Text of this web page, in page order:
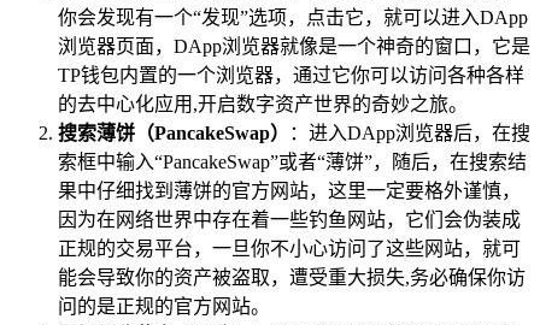
你会发现有一个“发现”选项，点击它，就可以进入DApp
浏览器页面，DApp浏览器就像是一个神奇的窗口，它是
TP钱包内置的一个浏览器，通过它你可以访问各种各样
的去中心化应用,开启数字资产世界的奇妙之旅。
搜索薄饼（PancakeSwap）
：进入DApp浏览器后，在搜
索框中输入“PancakeSwap”或者“薄饼”，随后，在搜索结
果中仔细找到薄饼的官方网站，这里一定要格外谨慎，
因为在网络世界中存在着一些钓鱼网站，它们会伪装成
正规的交易平台，一旦你不小心访问了这些网站，就可
能会导致你的资产被盗取，遭受重大损失,务必确保你访
问的是正规的官方网站。